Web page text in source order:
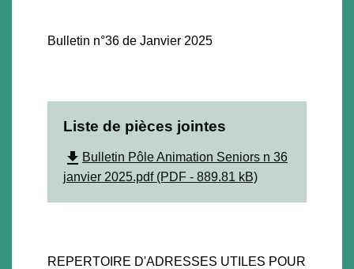
Bulletin n°36 de Janvier 2025
Liste de pièces jointes
file_download Bulletin Pôle Animation Seniors n 36
janvier 2025.pdf (PDF - 889.81 kB)
REPERTOIRE D'ADRESSES UTILES POUR